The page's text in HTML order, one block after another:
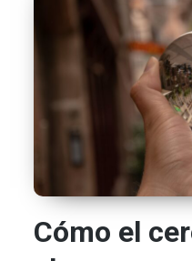
Cómo el